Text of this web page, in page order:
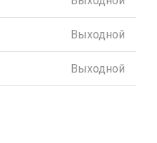
Выходной
Выходной